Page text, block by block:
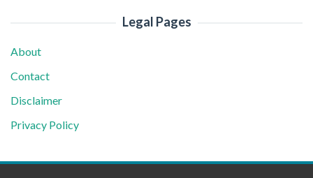
Legal Pages
About
Contact
Disclaimer
Privacy Policy